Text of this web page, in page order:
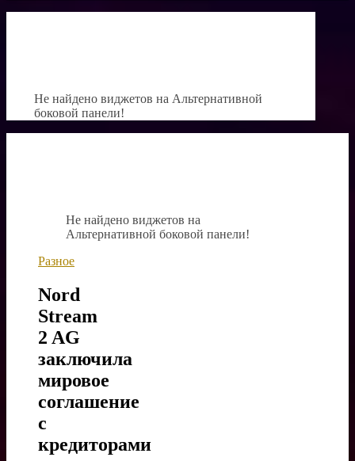
Не найдено виджетов на Альтернативной
боковой панели!
Не найдено виджетов на
Альтернативной боковой панели!
Разное
Nord
Stream
2 AG
заключила
мировое
соглашение
с
кредиторами